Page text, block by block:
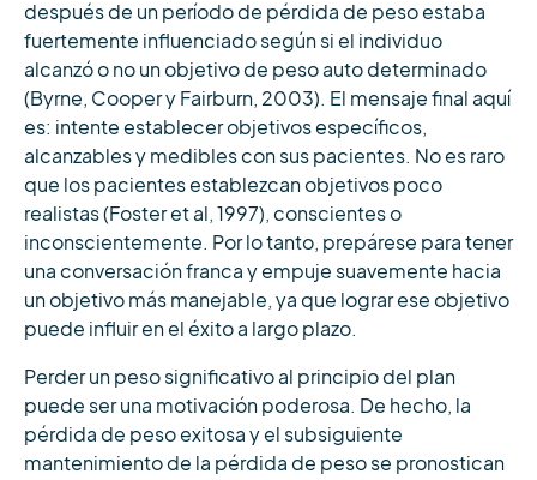
después de un período de pérdida de peso estaba
fuertemente influenciado según si el individuo
alcanzó o no un objetivo de peso auto determinado
(Byrne, Cooper y Fairburn, 2003). El mensaje final aquí
es: intente establecer objetivos específicos,
alcanzables y medibles con sus pacientes. No es raro
que los pacientes establezcan objetivos poco
realistas (Foster et al, 1997), conscientes o
inconscientemente. Por lo tanto, prepárese para tener
una conversación franca y empuje suavemente hacia
un objetivo más manejable, ya que lograr ese objetivo
puede influir en el éxito a largo plazo.
Perder un peso significativo al principio del plan
puede ser una motivación poderosa. De hecho, la
pérdida de peso exitosa y el subsiguiente
mantenimiento de la pérdida de peso se pronostican